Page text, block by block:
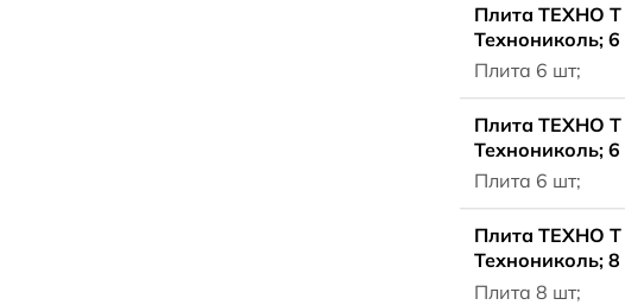
Плита ТЕХНО
Технониколь;
Плита 6 шт;
Плита ТЕХНО
Технониколь;
Плита 6 шт;
Плита ТЕХНО
Технониколь;
Плита 8 шт;